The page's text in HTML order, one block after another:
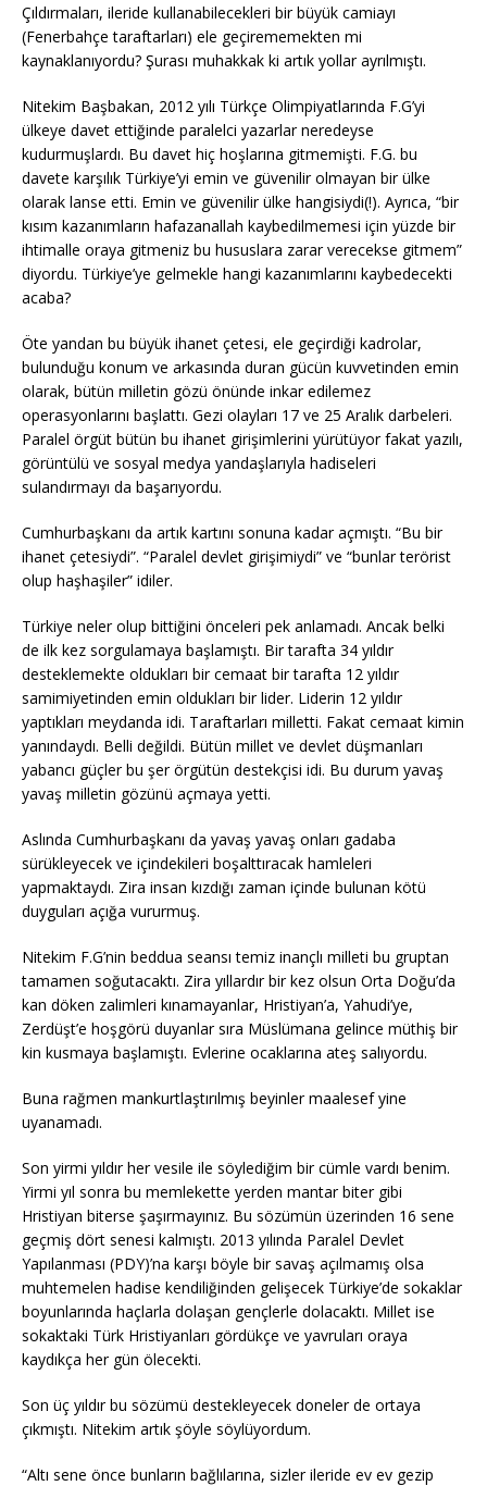
Çıldırmaları, ileride kullanabilecekleri bir büyük camiayı
(Fenerbahçe taraftarları) ele geçirememekten mi
kaynaklanıyordu? Şurası muhakkak ki artık yollar ayrılmıştı.
Nitekim Başbakan, 2012 yılı Türkçe Olimpiyatlarında F.G’yi
ülkeye davet ettiğinde paralelci yazarlar neredeyse
kudurmuşlardı. Bu davet hiç hoşlarına gitmemişti. F.G. bu
davete karşılık Türkiye’yi emin ve güvenilir olmayan bir ülke
olarak lanse etti. Emin ve güvenilir ülke hangisiydi(!). Ayrıca, “bir
kısım kazanımların hafazanallah kaybedilmemesi için yüzde bir
ihtimalle oraya gitmeniz bu hususlara zarar verecekse gitmem”
diyordu. Türkiye’ye gelmekle hangi kazanımlarını kaybedecekti
acaba?
Öte yandan bu büyük ihanet çetesi, ele geçirdiği kadrolar,
bulunduğu konum ve arkasında duran gücün kuvvetinden emin
olarak, bütün milletin gözü önünde inkar edilemez
operasyonlarını başlattı. Gezi olayları 17 ve 25 Aralık darbeleri.
Paralel örgüt bütün bu ihanet girişimlerini yürütüyor fakat yazılı,
görüntülü ve sosyal medya yandaşlarıyla hadiseleri
sulandırmayı da başarıyordu.
Cumhurbaşkanı da artık kartını sonuna kadar açmıştı. “Bu bir
ihanet çetesiydi”. “Paralel devlet girişimiydi” ve “bunlar terörist
olup haşhaşiler” idiler.
Türkiye neler olup bittiğini önceleri pek anlamadı. Ancak belki
de ilk kez sorgulamaya başlamıştı. Bir tarafta 34 yıldır
desteklemekte oldukları bir cemaat bir tarafta 12 yıldır
samimiyetinden emin oldukları bir lider. Liderin 12 yıldır
yaptıkları meydanda idi. Taraftarları milletti. Fakat cemaat kimin
yanındaydı. Belli değildi. Bütün millet ve devlet düşmanları
yabancı güçler bu şer örgütün destekçisi idi. Bu durum yavaş
yavaş milletin gözünü açmaya yetti.
Aslında Cumhurbaşkanı da yavaş yavaş onları gadaba
sürükleyecek ve içindekileri boşalttıracak hamleleri
yapmaktaydı. Zira insan kızdığı zaman içinde bulunan kötü
duyguları açığa vururmuş.
Nitekim F.G’nin beddua seansı temiz inançlı milleti bu gruptan
tamamen soğutacaktı. Zira yıllardır bir kez olsun Orta Doğu’da
kan döken zalimleri kınamayanlar, Hristiyan’a, Yahudi’ye,
Zerdüşt’e hoşgörü duyanlar sıra Müslümana gelince müthiş bir
kin kusmaya başlamıştı. Evlerine ocaklarına ateş salıyordu.
Buna rağmen mankurtlaştırılmış beyinler maalesef yine
uyanamadı.
Son yirmi yıldır her vesile ile söylediğim bir cümle vardı benim.
Yirmi yıl sonra bu memlekette yerden mantar biter gibi
Hristiyan biterse şaşırmayınız. Bu sözümün üzerinden 16 sene
geçmiş dört senesi kalmıştı. 2013 yılında Paralel Devlet
Yapılanması (PDY)’na karşı böyle bir savaş açılmamış olsa
muhtemelen hadise kendiliğinden gelişecek Türkiye’de sokaklar
boyunlarında haçlarla dolaşan gençlerle dolacaktı. Millet ise
sokaktaki Türk Hristiyanları gördükçe ve yavruları oraya
kaydıkça her gün ölecekti.
Son üç yıldır bu sözümü destekleyecek doneler de ortaya
çıkmıştı. Nitekim artık şöyle söylüyordum.
“Altı sene önce bunların bağlılarına, sizler ileride ev ev gezip